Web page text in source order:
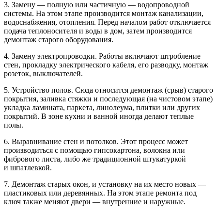
3. Замену — полную или частичную — водопроводной
системы. На этом этапе производится монтаж канализации,
водоснабжения, отопления. Перед началом работ отключается
подача теплоносителя и воды в дом, затем производится
демонтаж старого оборудования.
4. Замену электропроводки. Работы включают штробление
стен, прокладку электрического кабеля, его разводку, монтаж
розеток, выключателей.
5. Устройство полов. Сюда относится демонтаж (срыв) старого
покрытия, заливка стяжки и последующая (на чистовом этапе)
укладка ламината, паркета, линолеума, плитки или других
покрытий. В зоне кухни и ванной иногда делают теплые
полы.
6. Выравнивание стен и потолков. Этот процесс может
производиться c помощью гипсокартона, волокна или
фибрового листа, либо же традиционной штукатуркой
и шпатлевкой.
7. Демонтаж старых окон, и установку на их место новых —
пластиковых или деревянных. На этом этапе ремонта под
ключ также меняют двери — внутренние и наружные.